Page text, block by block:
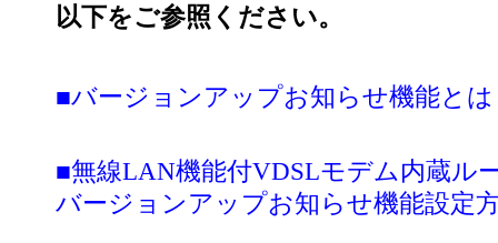
以下をご参照ください。
■バージョンアップお知らせ機能と
■無線LAN機能付VDSLモデム内蔵ル
バージョンアップお知らせ機能設定